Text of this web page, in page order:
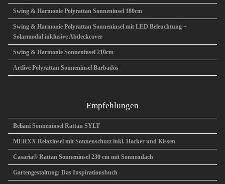
Swing & Harmonie Polyrattan Sonneninsel 180cm
Swing & Harmonie Polyrattan Sonneninsel mit LED Beleuchtung +
Solarmodul inklusive Abdeckcover
Swing & Harmonie Sonneninsel 210cm
Artlive Polyrattan Sonneninsel Barbados
Empfehlungen
Beliani Sonneninsel Rattan SYLT
MERXX Relaxinsel mit Sonnenschutz inkl. Hocker und Kissen
Casaria® Rattan Sonneninsel 230 cm mit Sonnendach
Gartengestaltung: Das Inspirationsbuch